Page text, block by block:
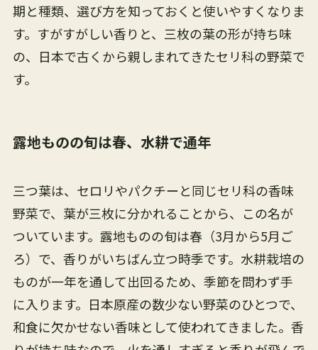
期と種類、選び方を知っておくと使いやすくなりま
す。すがすがしい香りと、三枚の葉の形が持ち味
の、日本で古くから親しまれてきたセリ科の野菜で
す。
露地ものの旬は春、水耕で通年
三つ葉は、セロリやパクチーと同じセリ科の香味
野菜で、葉が三枚に分かれることから、この名が
ついています。露地ものの旬は春（3月から5月ご
ろ）で、香りがいちばん立つ時季です。水耕栽培の
ものが一年を通して出回るため、季節を問わず手
に入ります。日本原産の数少ない野菜のひとつで、
和食に欠かせない香味として使われてきました。香